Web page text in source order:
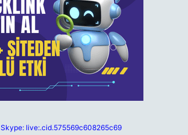
Skype: live:.cid.575569c608265c69